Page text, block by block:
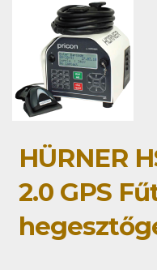
HÜRNER
2.0 GPS